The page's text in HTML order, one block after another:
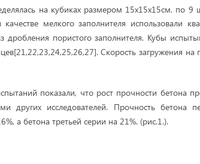
на кубиках размером 15х15х15см. по 9
мелкого заполнителя использовали
дробления пористого заполнителя. Кубы
Скорость загружения на
показали, что рост прочности бетона
других исследователей. Прочность
а бетона третьей серии на 21%. (рис.1.).